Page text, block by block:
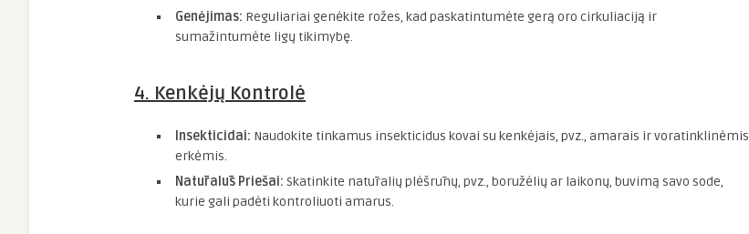
Genėjimas: Reguliariai genėkite rožes, kad paskatintumėte gerą oro cirkuliaciją ir
sumažintumėte ligų tikimybę.
4. Kenkėjų Kontrolė
Insekticidai: Naudokite tinkamus insekticidus kovai su kenkėjais, pvz., amarais ir voratinklinėmis
erkėmis.
Natūralūs Priešai: Skatinkite natūralių plėšrūnų, pvz., boružėlių ar laikonų, buvimą savo sode,
kurie gali padėti kontroliuoti amarus.